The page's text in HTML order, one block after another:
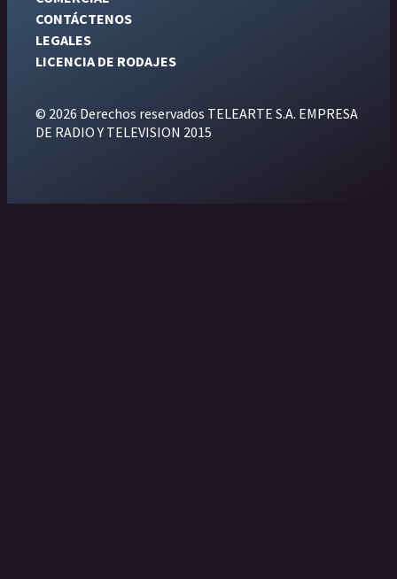
CONTÁCTENOS
LEGALES
LICENCIA DE RODAJES
© 2026 Derechos reservados TELEARTE S.A. EMPRESA
DE RADIO Y TELEVISION 2015